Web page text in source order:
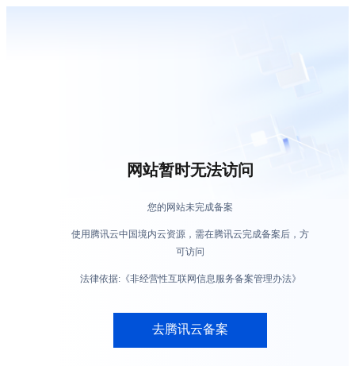
网站暂时无法访问
您的网站未完成备案
使用腾讯云中国境内云资源，需在腾讯云完成备案后，方
可访问
法律依据:《非经营性互联网信息服务备案管理办法》
去腾讯云备案